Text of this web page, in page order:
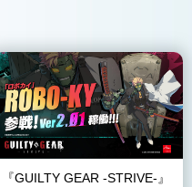
『GUILTY GEAR -STRIVE-』